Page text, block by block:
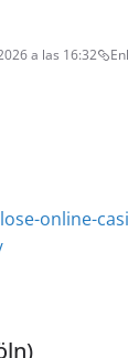
a las 16:32
online-